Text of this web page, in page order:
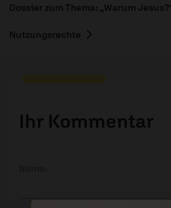
Dossier zum Thema: „Warum
Nutzungsrechte
Ihr Kommentar